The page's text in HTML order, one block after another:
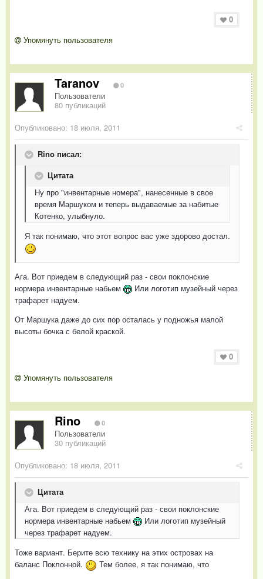
0
Упомянуть пользователя
Taranov 0
Пользователи
80 публикаций
Опубликовано: 18 июля, 2011
Rino писал:
Цитата
Ну про "инвентарные номера", нанесенные в свое
время Маршуком и теперь выдаваемые за набитые
Котенко, улыбнуло.
Я так понимаю, что этот вопрос вас уже здорово достал.
Ага. Вот приедем в следующий раз - свои поклонские
нормера инвентарные набьем
Или логотип музейный через
трафарет надуем.
От Маршука даже до сих пор осталась у подножья малой
высоты бочка с белой краской.
0
Упомянуть пользователя
Rino 0
Пользователи
30 публикаций
Опубликовано: 18 июля, 2011
Цитата
Ага. Вот приедем в следующий раз - свои поклонские
нормера инвентарные набьем
Или логотип музейный
через трафарет надуем.
Тоже вариант. Берите всю технику на этих островах на
баланс Поклонной.
Тем более, я так понимаю, что